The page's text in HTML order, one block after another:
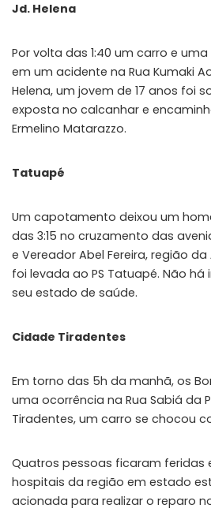
Jd. Helena
Por volta das 1:40 um carro e
em um acidente na Rua Kumaki
Helena, um jovem de 17 anos foi
exposta no calcanhar e
Ermelino Matarazzo.
Tatuapé
Um capotamento deixou um
das 3:15 no cruzamento das
e Vereador Abel Fereira, região
foi levada ao PS Tatuapé. Não
seu estado de saúde.
Cidade Tiradentes
Em torno das 5h da manhã, os
uma ocorrência na Rua Sabiá da
Tiradentes, um carro se chocou
Quatros pessoas ficaram feridas
hospitais da região em estado
acionada para realizar o reparo